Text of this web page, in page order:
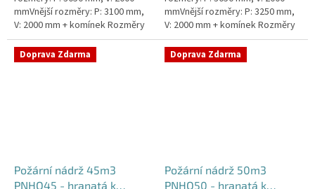
mmVnější rozměry: P: 3100 mm,
V: 2000 mm + komínek Rozměry
nádrže možno jakkoliv upravit -
vyrobíme nádrž na...
mmVnější rozměry: P: 3250 mm,
V: 2000 mm + komínek Rozměry
nádrže možno jakkoliv upravit -
vyrobíme nádrž na...
Doprava Zdarma
Požární nádrž 45m3
PNHO45 - hranatá k
Doprava Zdarma
Požární nádrž 50m3
PNHO50 - hranatá k